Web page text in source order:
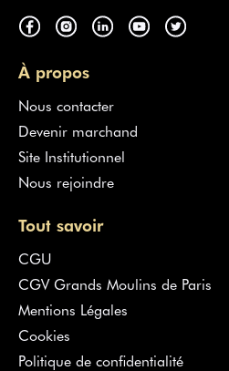
À propos
Nous contacter
Devenir marchand
Site Institutionnel
Nous rejoindre
Tout savoir
CGU
CGV Grands Moulins de Paris
Mentions Légales
Cookies
Politique de confidentialité